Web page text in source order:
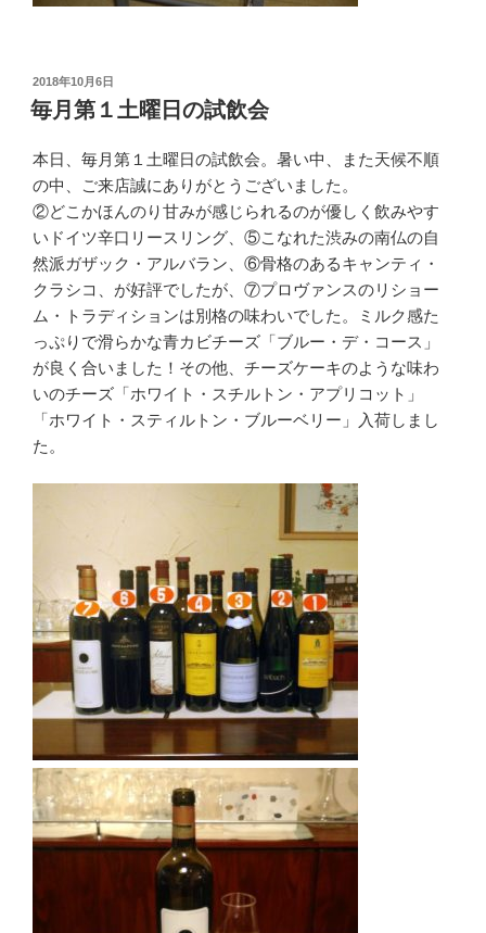
投
稿
日:
2018年10月6日
毎月第１土曜日の試飲会
本日、毎月第１土曜日の試飲会。暑い中、また天候不順
の中、ご来店誠にありがとうございました。
②どこかほんのり甘みが感じられるのが優しく飲みやす
いドイツ辛口リースリング、⑤こなれた渋みの南仏の自
然派ガザック・アルバラン、⑥骨格のあるキャンティ・
クラシコ、が好評でしたが、⑦プロヴァンスのリショー
ム・トラディションは別格の味わいでした。ミルク感た
っぷりで滑らかな青カビチーズ「ブルー・デ・コース」
が良く合いました！その他、チーズケーキのような味わ
いのチーズ「ホワイト・スチルトン・アプリコット」
「ホワイト・スティルトン・ブルーベリー」入荷しまし
た。